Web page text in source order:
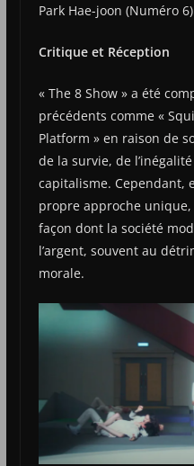
Park Hae-joon (Numéro
Critique et Réception
« The 8 Show » a été
précédents comme «
Platform » en raison de
de la survie, de
capitalisme. Cependant,
propre approche
façon dont la société
l’argent, souvent au
morale​.